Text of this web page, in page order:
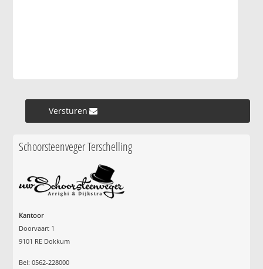
Versturen »
Schoorsteenveger Terschelling
Kantoor
Doorvaart 1
9101 RE Dokkum
Bel: 0562-228000